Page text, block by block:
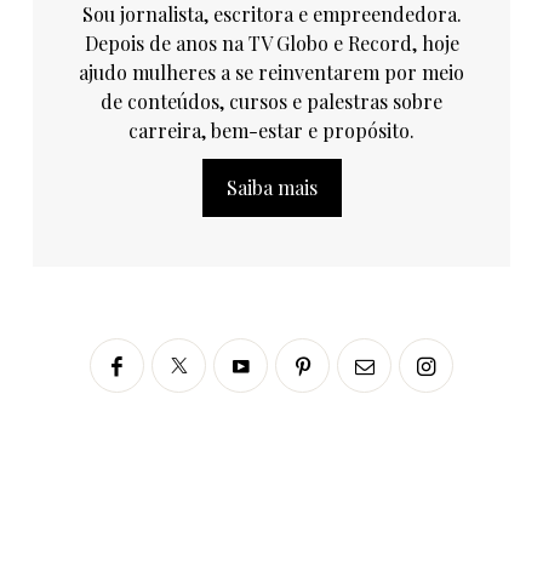
Sou jornalista, escritora e empreendedora.
Depois de anos na TV Globo e Record, hoje
ajudo mulheres a se reinventarem por meio
de conteúdos, cursos e palestras sobre
carreira, bem-estar e propósito.
Saiba mais